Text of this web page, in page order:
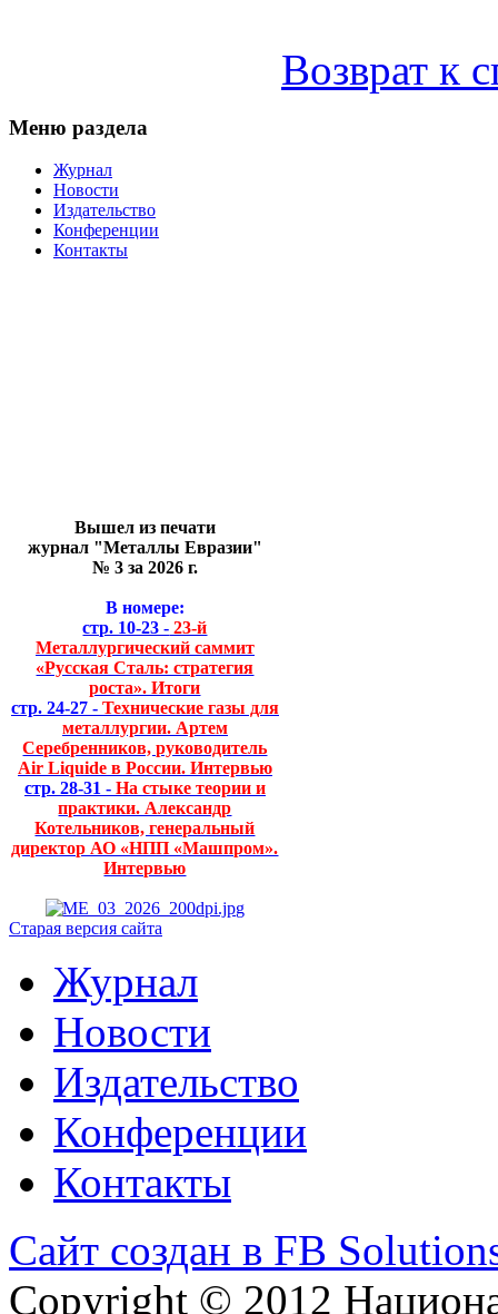
Возврат к
Меню раздела
Журнал
Новости
Издательство
Конференции
Контакты
Вышел из печати
журнал "Металлы Евразии"
№ 3 за 2026 г.
В номере:
стр. 10-23 - 23-й
Металлургический саммит
«Русская Сталь: стратегия
роста». Итоги
стр. 24-27 - Технические газы для
металлургии. Артем
Серебренников, руководитель
Air Liquide в России. Интервью
стр. 28-31 - На стыке теории и
практики. Александр
Котельников, генеральный
директор АО «НПП «Машпром».
Интервью
Старая версия сайта
Журнал
Новости
Издательство
Конференции
Контакты
Сайт создан в FB
Copyright © 2012